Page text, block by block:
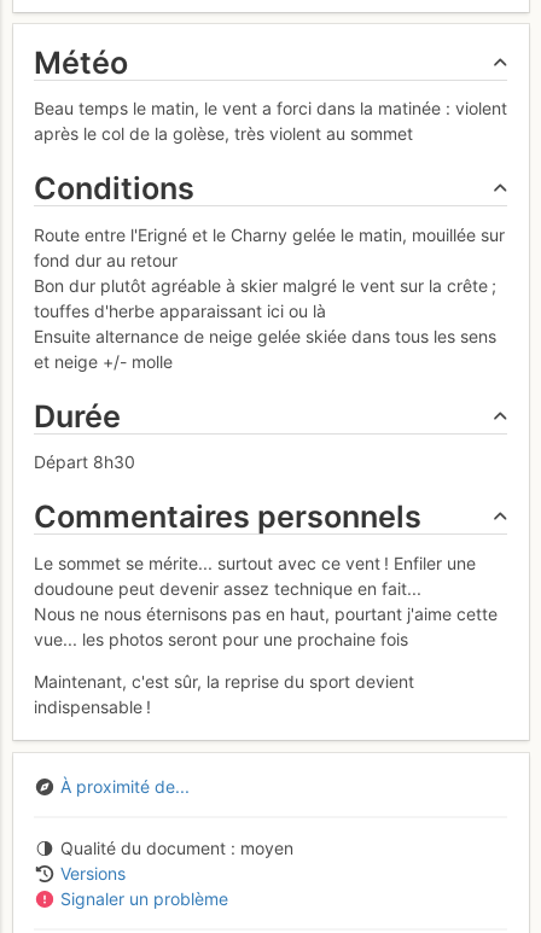
Météo
Beau temps le matin, le vent a forci dans la matinée : violent
après le col de la golèse, très violent au sommet
Conditions
Route entre l'Erigné et le Charny gelée le matin, mouillée sur
fond dur au retour
Bon dur plutôt agréable à skier malgré le vent sur la crête ;
touffes d'herbe apparaissant ici ou là
Ensuite alternance de neige gelée skiée dans tous les sens
et neige +/- molle
Durée
Départ 8h30
Commentaires personnels
Le sommet se mérite... surtout avec ce vent ! Enfiler une
doudoune peut devenir assez technique en fait...
Nous ne nous éternisons pas en haut, pourtant j'aime cette
vue... les photos seront pour une prochaine fois
Maintenant, c'est sûr, la reprise du sport devient
indispensable !
À proximité de...
Qualité du document
moyen
Versions
Signaler un problème